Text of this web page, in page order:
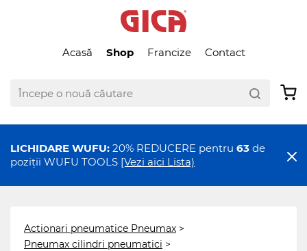
Acasă Shop Francize Contact
LICHIDARE WUFU: 20% REDUCERE pentru 63 de
poziții WUFU TOOLS [Vezi aici Lista)
Actionari pneumatice Pneumax >
Pneumax cilindri pneumatici >